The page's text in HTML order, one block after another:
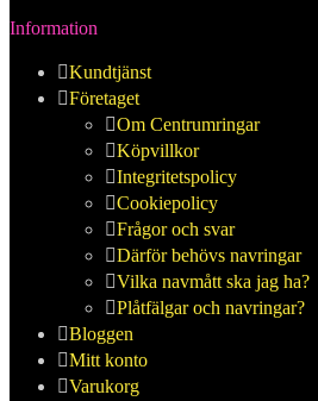
Information
Kundtjänst
Företaget
Om Centrumringar
Köpvillkor
Integritetspolicy
Cookiepolicy
Frågor och svar
Därför behövs navringar
Vilka navmått ska jag ha?
Plåtfälgar och navringar?
Bloggen
Mitt konto
Varukorg